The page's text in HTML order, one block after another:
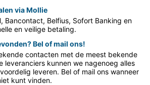
via Mollie
Bancontact, Belfius, Sofort Banking en
en veilige betaling.
Bel of mail ons!
contacten met de meest bekende
leveranciers kunnen we nagenoeg alles
leveren. Bel of mail ons wanneer
kunt vinden.